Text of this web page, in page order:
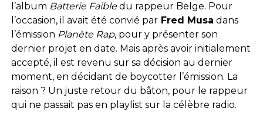
l’album Batterie Faibledu rappeur Belge. Pour
l’occasion, il avait été convié parFred Musa dans
l’émission Planète Rap, pour y présenter son
dernier projet en date. Mais après avoir initialement
accepté, il est revenu sur sa décision au dernier
moment, en décidant de boycotter l’émission. La
raison ? Un juste retour du bâton, pour le rappeur
qui ne passait pas en playlist sur la célèbre radio.